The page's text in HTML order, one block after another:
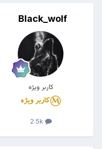
Black_wolf
کاربر ویژه
2.5k